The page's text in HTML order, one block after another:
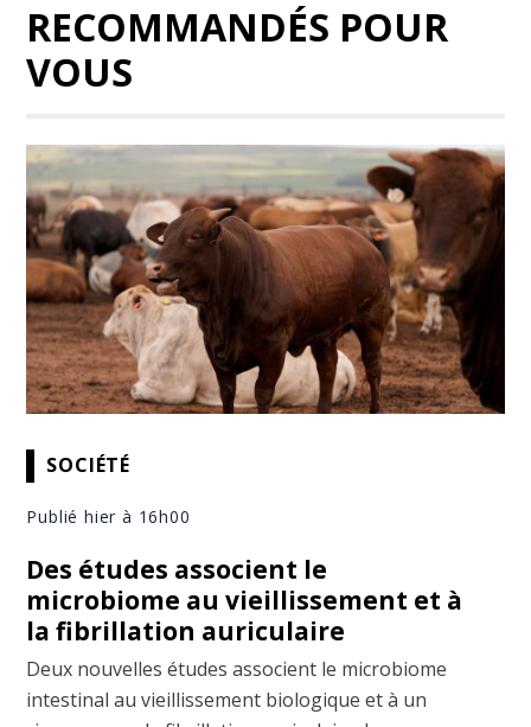
RECOMMANDÉS POUR
VOUS
SOCIÉTÉ
Publié hier à 16h00
Des études associent le
microbiome au vieillissement et à
la fibrillation auriculaire
Deux nouvelles études associent le microbiome
intestinal au vieillissement biologique et à un